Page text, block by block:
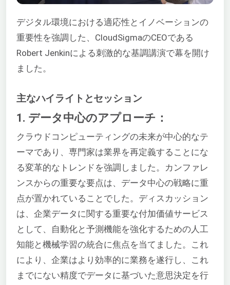
デジタル環境における適応性とイノベーションの
重要性を強調した、CloudSigmaのCEOである
Robert Jenkinによる刺激的な基調講演で幕を開け
ました。
主なハイライトとセッション
1. データ中心のアプローチ：
クラウドコンピューティングの未来が中心的なテ
ーマであり、専門家は業界を再定義することにな
る変革的なトレンドを強調しました。カンファレ
ンスからの重要な要点は、データ中心の戦略に重
点が置かれていることでした。ディスカッション
は、企業データに関する重要な付加価値サービス
として、自動化と予測機能を強化するための人工
知能と機械学習の統合に焦点を当てました。これ
により、企業はより効率的に業務を遂行し、これ
までにない精度でデータに基づいた意思決定を行